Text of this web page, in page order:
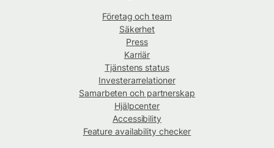
Företag och team
Säkerhet
Press
Karriär
Tjänstens status
Investerarrelationer
Samarbeten och partnerskap
Hjälpcenter
Accessibility
Feature availability checker